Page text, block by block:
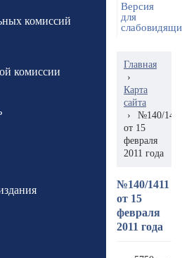
комиссий
комиссии
Версия
для
Главная
›
Карта
сайта
›
№140/
от 15
февраля
2011 года
№140/1411
от 15
февраля
2011 года